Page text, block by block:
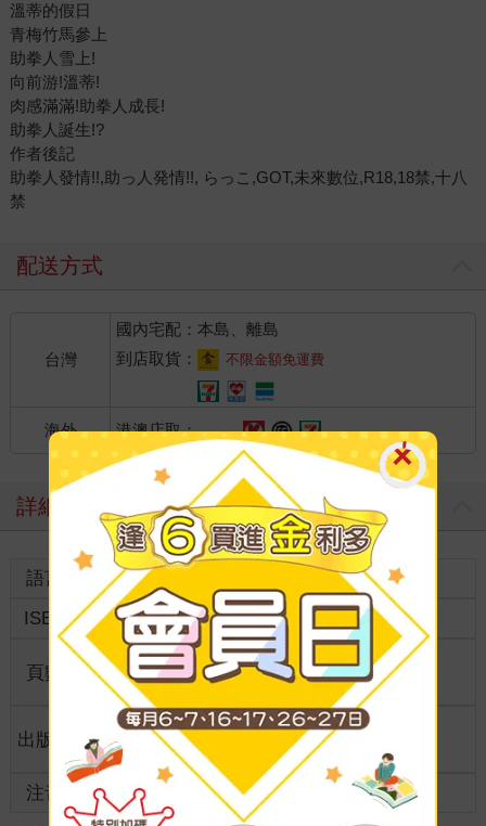
溫蒂的假日
青梅竹馬參上
助拳人雪上!
向前游!溫蒂!
肉感滿滿!助拳人成長!
助拳人誕生!?
作者後記
助拳人發情!!,助っ人発情!!, らっこ,GOT,未來數位,R18,18禁,十八
禁
配送方式
台灣
國內宅配：本島、離島
到店取貨：
不限金額免運費
海外 港澳店取：
詳細資料
語言 中文繁體
紙本平裝
ISBN
4712568607213 分級 限制級
頁數 262
商品規
21*14.8*3.00
出版地 台灣
適讀年
成人適讀
注音 級別